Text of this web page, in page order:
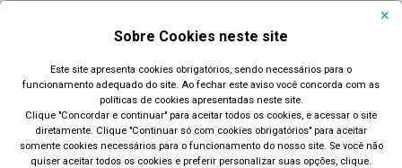
Sobre Cookies neste site
Este site apresenta cookies obrigatórios, sendo necessários para o
funcionamento adequado do site. Ao fechar este aviso você concorda com as
políticas de cookies apresentadas neste site.
Clique "Concordar e continuar" para aceitar todos os cookies, e acessar o site
diretamente. Clique "Continuar só com cookies obrigatórios" para aceitar
somente cookies necessários para o funcionamento do nosso site. Se você não
quiser aceitar todos os cookies e preferir personalizar suas opções, clique.
Prefeitura Municipal de Rio Grande
Largo Engenheiro João Fernandes Moreira - Centro - Rio